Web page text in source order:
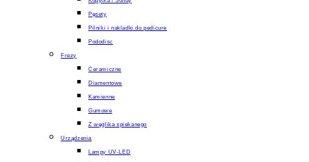
Pęsety
Pilniki i nakladki do pedicure
Pododisc
Frezy
Ceramiczne
Diamentowe
Kamienne
Gumowe
Z węglika spiekanego
Urządzenia
Lampy UV-LED